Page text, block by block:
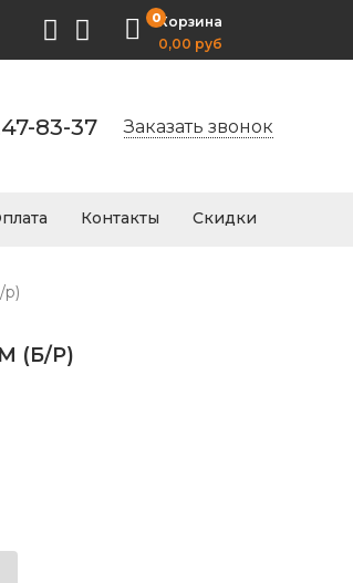
0Корзина
0,00 руб
83-37 Заказать звонок
Контакты Скидки
р)
(Б/Р)